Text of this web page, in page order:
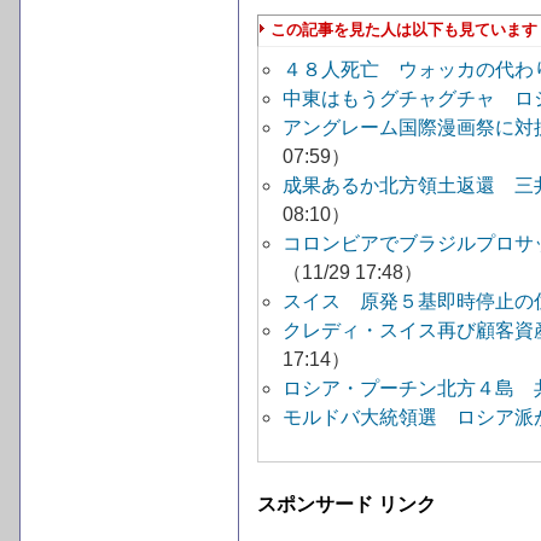
この記事を見た人は以下も見ています
４８人死亡 ウォッカの代
中東はもうグチャグチャ
アングレーム国際漫画祭に
07:59）
成果あるか北方領土返還 三
08:10）
コロンビアでブラジルプロ
（11/29 17:48）
スイス 原発５基即時停止
クレディ・スイス再び顧客
17:14）
ロシア・プーチン北方４島
モルドバ大統領選 ロシア
スポンサード リンク